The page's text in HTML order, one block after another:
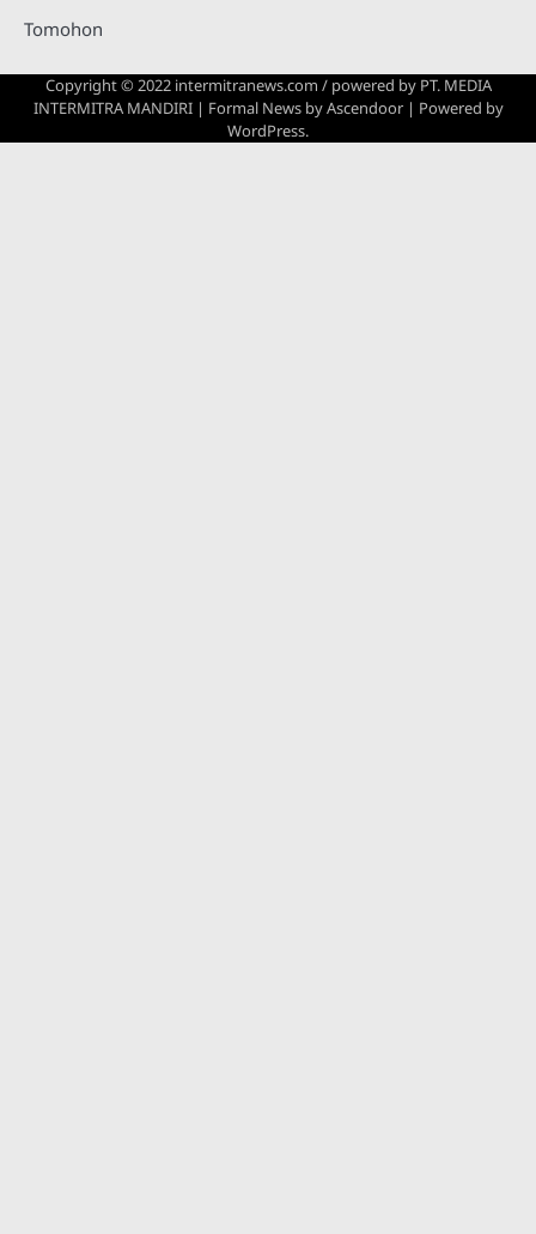
Tomohon
Copyright © 2022 intermitranews.com / powered by PT. MEDIA
INTERMITRA MANDIRI| Formal News byAscendoor| Powered by
WordPress.